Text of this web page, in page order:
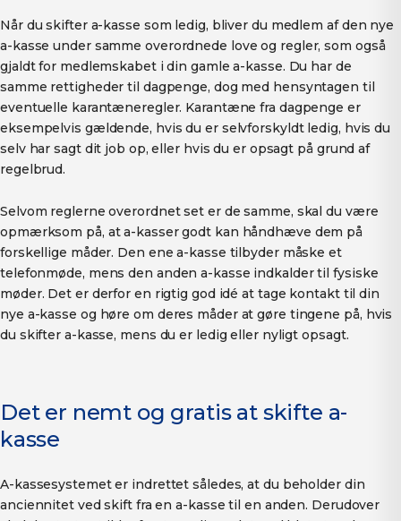
Når du skifter a-kasse som ledig, bliver du medlem af den nye
a-kasse under samme overordnede love og regler, som også
gjaldt for medlemskabet i din gamle a-kasse. Du har de
samme rettigheder til dagpenge, dog med hensyntagen til
eventuelle karantæneregler. Karantæne fra dagpenge er
eksempelvis gældende, hvis du er selvforskyldt ledig, hvis du
selv har sagt dit job op, eller hvis du er opsagt på grund af
regelbrud.
Selvom reglerne overordnet set er de samme, skal du være
opmærksom på, at a-kasser godt kan håndhæve dem på
forskellige måder. Den ene a-kasse tilbyder måske et
telefonmøde, mens den anden a-kasse indkalder til fysiske
møder. Det er derfor en rigtig god idé at tage kontakt til din
nye a-kasse og høre om deres måder at gøre tingene på, hvis
du skifter a-kasse, mens du er ledig eller nyligt opsagt.
Det er nemt og gratis at skifte a-
kasse
A-kassesystemet er indrettet således, at du beholder din
anciennitet ved skift fra en a-kasse til en anden. Derudover